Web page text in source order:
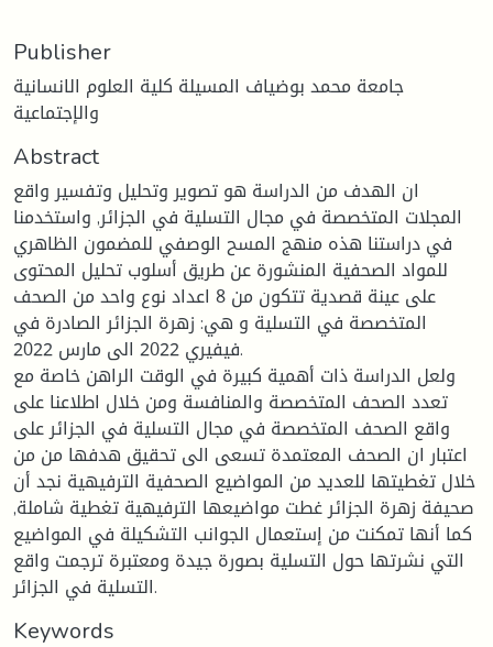
Publisher
جامعة محمد بوضياف المسيلة كلية العلوم الانسانية
والإجتماعية
Abstract
ان الهدف من الدراسة هو تصوير وتحليل وتفسير واقع
المجلات المتخصصة في مجال التسلية في الجزائر, واستخدمنا
في دراستنا هذه منهج المسح الوصفي للمضمون الظاهري
للمواد الصحفية المنشورة عن طريق أسلوب تحليل المحتوى
على عينة قصدية تتكون من 8 اعداد نوع واحد من الصحف
المتخصصة في التسلية و هي: زهرة الجزائر الصادرة في
فيفيري 2022 الى مارس 2022.
ولعل الدراسة ذات أهمية كبيرة في الوقت الراهن خاصة مع
تعدد الصحف المتخصصة والمنافسة ومن خلال اطلاعنا على
واقع الصحف المتخصصة في مجال التسلية في الجزائر على
اعتبار ان الصحف المعتمدة تسعى الى تحقيق هدفها من من
خلال تغطيتها للعديد من المواضيع الصحفية الترفيهية نجد أن
صحيفة زهرة الجزائر غطت مواضيعها الترفيهية تغطية شاملة,
كما أنها تمكنت من إستعمال الجوانب التشكيلة في المواضيع
التي نشرتها حول التسلية بصورة جيدة ومعتبرة ترجمت واقع
التسلية في الجزائر.
Keywords